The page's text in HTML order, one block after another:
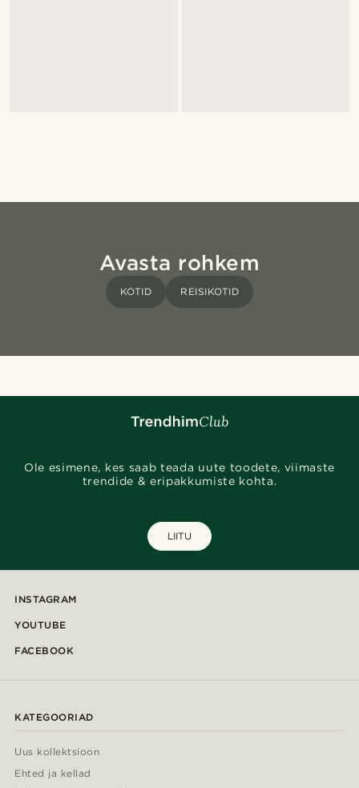
Avasta rohkem
KOTID REISIKOTID
Ole esimene, kes saab teada uute toodete, viimaste
trendide & eripakkumiste kohta.
LIITU
INSTAGRAM
YOUTUBE
FACEBOOK
KATEGOORIAD
Uus kollektsioon
Ehted ja kellad